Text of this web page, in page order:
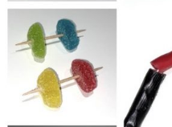
Inglese
Greco